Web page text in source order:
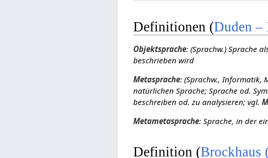
Definitionen (Duden –
Objektsprache: (Sprachw.) Sprache
beschrieben wird
Metasprache: (Sprachw., Informatik,
natürlichen Sprache; Sprache od.
beschreiben od. zu analysieren; vgl.
Metametasprache: Sprache, in der
Definition (